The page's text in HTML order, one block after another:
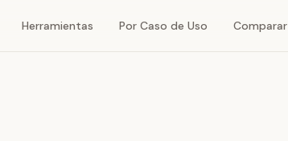
Herramientas Por Caso de Uso Comparar